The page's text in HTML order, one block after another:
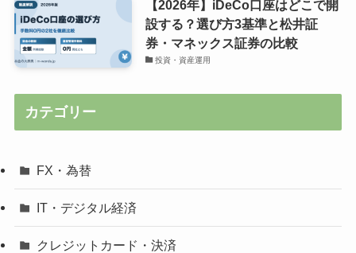
【2026年】iDeCo口座はどこで開
設する？選び方3基準と松井証
券・マネックス証券の比較
投資・資産運用
カテゴリー
FX・為替
IT・デジタル経済
クレジットカード・決済